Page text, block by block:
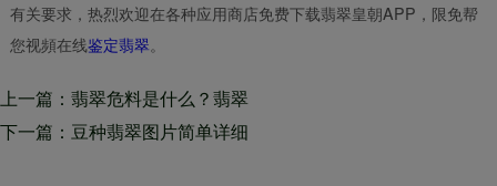
有关要求，热烈欢迎在各种应用商店免费下载翡翠皇朝APP，限免帮
您视頻在线鉴定翡翠。
上一篇：翡翠危料是什么？翡翠
危料有什么特点
下一篇：豆种翡翠图片简单详细